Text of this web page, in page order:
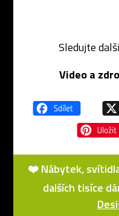
Sledujte
Video a
❤️ Nábytek,
dalších tisíce